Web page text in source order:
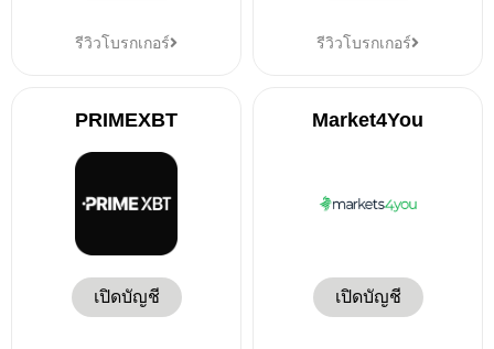
รีวิวโบรกเกอร์ รีวิวโบรกเกอร์
PRIMEXBT
เปิดบัญชี
Market4You
เปิดบัญชี